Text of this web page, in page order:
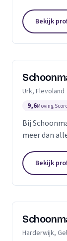
desinfectie
Bekijk
Urk, Flevoland
9,6Moving
Bij
meer dan
om uwBekijk
Harderwijk,